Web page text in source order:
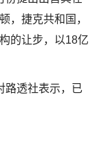
，捷克共和国，
的让步，以18亿
路透社表示，已